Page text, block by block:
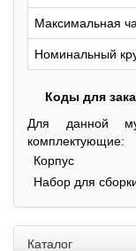
Максимальная
Номинальный
Коды для
Для данной
комплектующие:
Корпус
Набор для
Каталог